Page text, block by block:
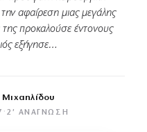
αφαίρεση μιας μεγάλης
προκαλούσε έντονους
εξήγησε…
· 2′ ΑΝΆΓΝΩΣΗ